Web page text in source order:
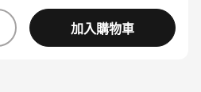
加入購物車